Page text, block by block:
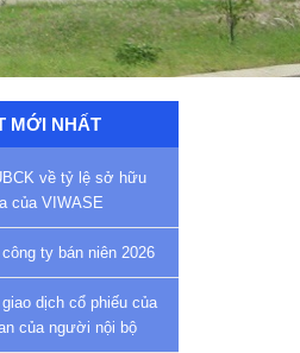
MỚI NHẤT
về tỷ lệ sở hữu
của VIWASE
ty bán niên 2026
dịch cổ phiếu của
của người nội bộ